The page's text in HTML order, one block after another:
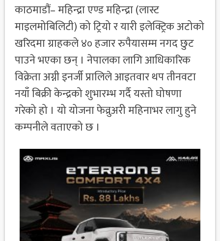
काठमाडौं– महिन्द्रा एण्ड महिन्द्रा (लास्ट
माइलमोबिलिटी) को ट्रियो र यारी इलेक्ट्रिक अटोको
खरिदमा ग्राहकले ४० हजार रुपैयासम्म नगद छुट
पाउने भएका छन् । नेपालका लागि आधिकारिक
विक्रेता अग्नी इनर्जी प्रालिले आइतवार थप तीनवटा
नयाँ बिक्री केन्द्रको शुभारम्भ गर्दै यस्तो घोषणा
गरेको हो । यो योजना फेव्रुअरी महिनाभर लागु हुने
कम्पनीले वताएको छ ।